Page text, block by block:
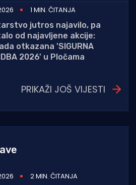
1 MIN. ČITANJA
jutros najavilo, pa
od najavljene akcije:
otkazana 'SIGURNA
2026' u Pločama
PRIKAŽI JOŠ VIJESTI
2 MIN. ČITANJA